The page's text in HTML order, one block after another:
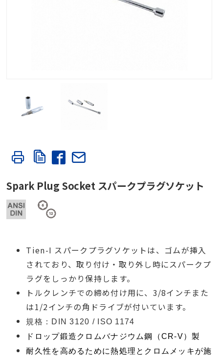
Spark Plug Socket スパークプラグソケット
Tien-I スパークプラグソケットは、ゴムが挿入
されており、取り付け・取り外し時にスパークプ
ラグをしっかり保持します。
トルクレンチでの締め付け用に、3/8インチまた
は1/2インチの角ドライブが付いています。
規格：DIN 3120 / ISO 1174
ドロップ鍛造クロムバナジウム鋼（CR-V）製
耐久性を高めるために熱処理とクロムメッキが施